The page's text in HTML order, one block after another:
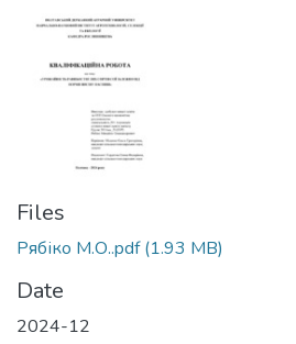
Files
Рябіко М.О..pdf(1.93 MB)
Date
2024-12